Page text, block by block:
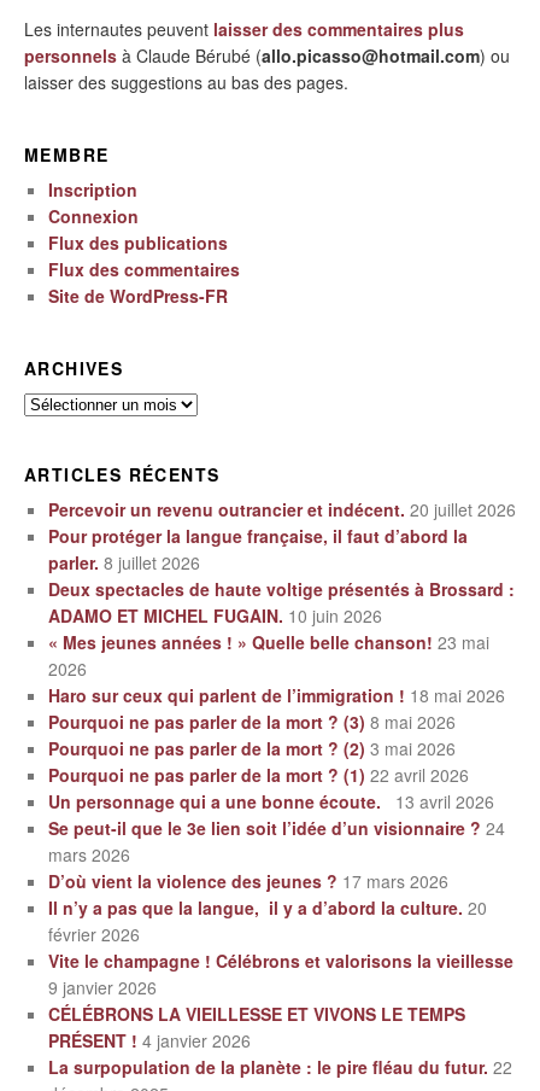
Les internautes peuvent laisser des commentaires plus
personnels à Claude Bérubé (allo.picasso@hotmail.com) ou
laisser des suggestions au bas des pages.
MEMBRE
Inscription
Connexion
Flux des publications
Flux des commentaires
Site de WordPress-FR
ARCHIVES
Archives
ARTICLES RÉCENTS
Percevoir un revenu outrancier et indécent. 20 juillet 2026
Pour protéger la langue française, il faut d’abord la
parler. 8 juillet 2026
Deux spectacles de haute voltige présentés à Brossard :
ADAMO ET MICHEL FUGAIN. 10 juin 2026
« Mes jeunes années ! » Quelle belle chanson! 23 mai
2026
Haro sur ceux qui parlent de l’immigration ! 18 mai 2026
Pourquoi ne pas parler de la mort ? (3) 8 mai 2026
Pourquoi ne pas parler de la mort ? (2) 3 mai 2026
Pourquoi ne pas parler de la mort ? (1) 22 avril 2026
Un personnage qui a une bonne écoute.
13 avril 2026
Se peut-il que le 3e lien soit l’idée d’un visionnaire ? 24
mars 2026
D’où vient la violence des jeunes ? 17 mars 2026
Il n’y a pas que la langue, il y a d’abord la culture. 20
février 2026
Vite le champagne ! Célébrons et valorisons la vieillesse
9 janvier 2026
CÉLÉBRONS LA VIEILLESSE ET VIVONS LE TEMPS
PRÉSENT ! 4 janvier 2026
La surpopulation de la planète : le pire fléau du futur. 22